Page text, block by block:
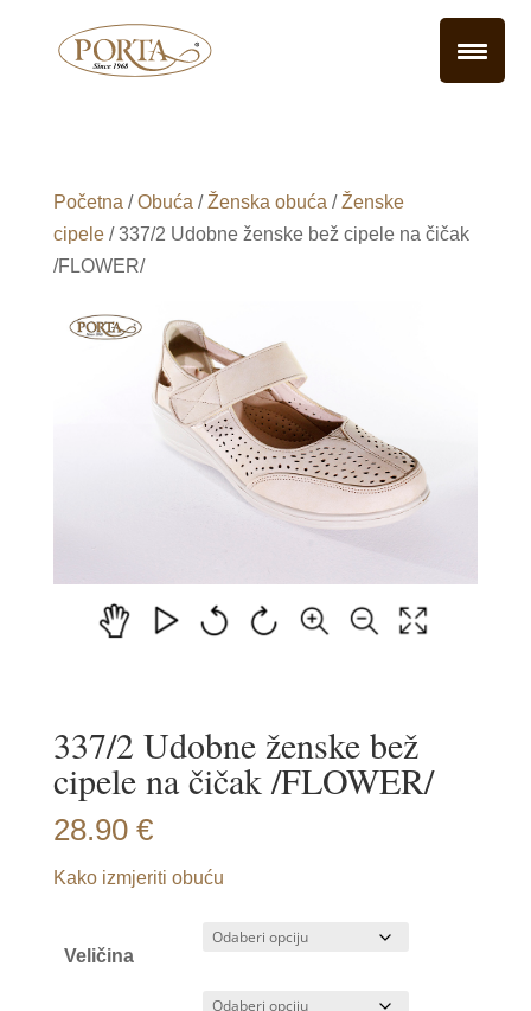
Početna /Obuća /Ženska obuća /Ženske
cipele/ 337/2 Udobne ženske bež cipele na čičak
/FLOWER/
337/2 Udobne ženske bež
cipele na čičak /FLOWER/
28.90 €
Kako izmjeriti obuću
Veličina